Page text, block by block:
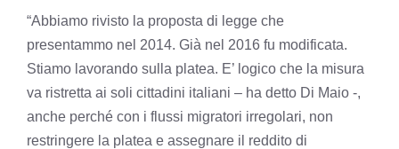
“Abbiamo rivisto la proposta di legge che
presentammo nel 2014. Già nel 2016 fu modificata.
Stiamo lavorando sulla platea. E’ logico che la misura
va ristretta ai soli cittadini italiani – ha detto Di Maio -,
anche perché con i flussi migratori irregolari, non
restringere la platea e assegnare il reddito di